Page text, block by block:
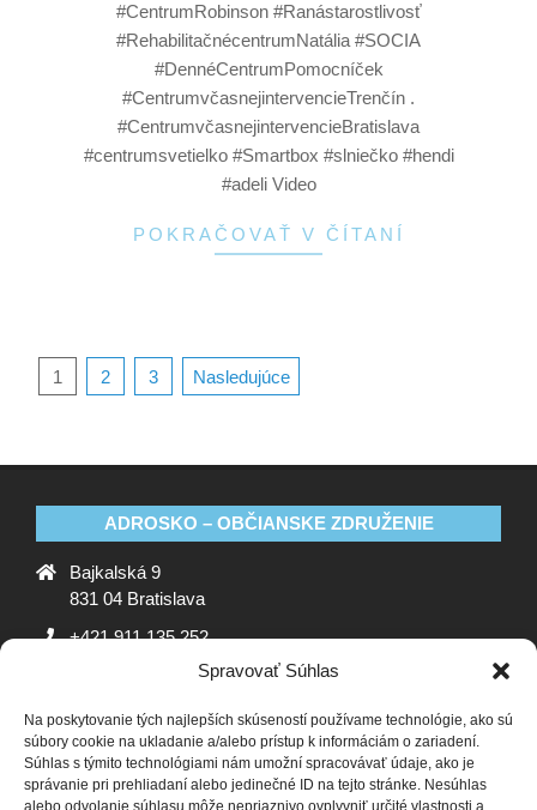
Spravovať Súhlas
Na poskytovanie tých najlepších skúseností používame technológie, ako sú
súbory cookie na ukladanie a/alebo prístup k informáciám o zariadení.
Súhlas s týmito technológiami nám umožní spracovávať údaje, ako je
správanie pri prehliadaní alebo jedinečné ID na tejto stránke. Nesúhlas
alebo odvolanie súhlasu môže nepriaznivo ovplyvniť určité vlastnosti a
#CentrumRobinson #Ranástarostlivosť
#RehabilitačnécentrumNatália #SOCIA
#DennéCentrumPomocníček
#CentrumvčasnejintervencieTrenčín .
#CentrumvčasnejintervencieBratislava
#centrumsvetielko #Smartbox #slniečko #hendi
#adeli Video
POKRAČOVAŤ V ČÍTANÍ
1 2 3 Nasledujúce
ADROSKO – OBČIANSKE ZDRUŽENIE
Bajkalská 9
831 04 Bratislava
+421 911 135 252
ADROSKO
Stanovy OZ Ochrana osobných údajov
Zásady